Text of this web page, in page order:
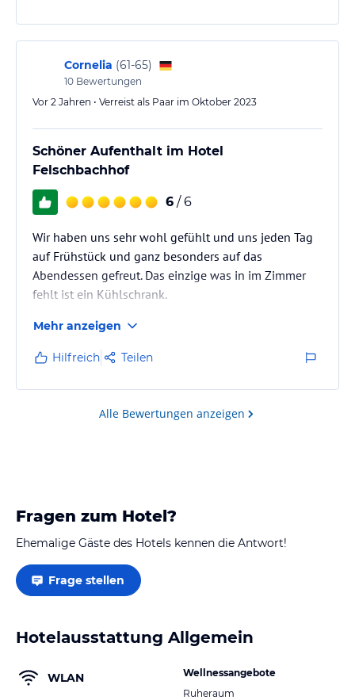
Cornelia (61-65)
10 Bewertungen
Vor 2 Jahren • Verreist als Paar im Oktober 2023
Schöner Aufenthalt im Hotel
Felschbachhof
6 / 6
Wir haben uns sehr wohl gefühlt und uns jeden Tag
auf Frühstück und ganz besonders auf das
Abendessen gefreut. Das einzige was in im Zimmer
fehlt ist ein Kühlschrank.
Mehr anzeigen
Hilfreich Teilen
Alle Bewertungen anzeigen
Fragen zum Hotel?
Ehemalige Gäste des Hotels kennen die Antwort!
Frage stellen
Hotelausstattung Allgemein
WLAN
Wellnessangebote
Ruheraum